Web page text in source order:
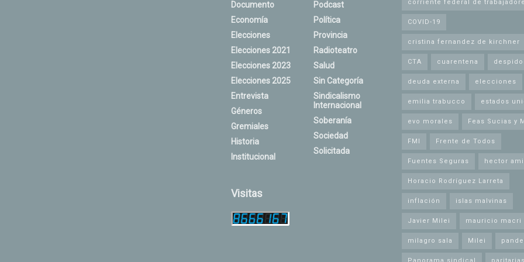
Documento
Economía
Elecciones
Elecciones 2021
Elecciones 2023
Elecciones 2025
Entrevista
Géneros
Gremiales
Historia
Institucional
Podcast
Política
Provincia
Radioteatro
Salud
Sin Categoría
Sindicalismo
Internacional
Soberanía
Sociedad
Solicitada
Visitas
corriente federal de
COVID-19
cristina fernandez de kirchner
CTA cuarentena
deuda externa elecciones
emilia trabucco estados
evo morales Feas Sucias y
FMI Frente de Todos
Fuentes Seguras hector
Horacio Rodríguez Larreta
inflación islas malvinas
Javier Milei mauricio macri
milagro sala Milei
Panorama sindical paritarias